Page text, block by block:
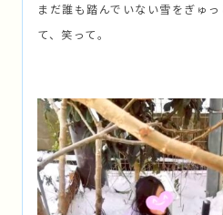
まだ誰も踏んでいない雪をぎゅ
て、笑って。